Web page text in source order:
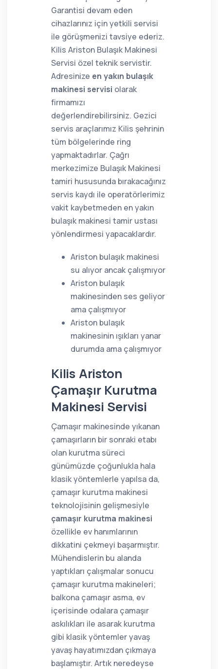
Garantisi devam eden
cihazlarınız için yetkili servisi
ile görüşmenizi tavsiye ederiz.
Kilis Ariston Bulaşık Makinesi
Servisi özel teknik servistir.
Adresinize en yakın bulaşık
makinesi servisi olarak
firmamızı
değerlendirebilirsiniz. Gezici
servis araçlarımız Kilis şehrinin
tüm bölgelerinde ring
yapmaktadırlar. Çağrı
merkezimize Bulaşık Makinesi
tamiri hususunda bırakacağınız
servis kaydı ile operatörlerimiz
vakit kaybetmeden en yakın
bulaşık makinesi tamir ustası
yönlendirmesi yapacaklardır.
Ariston bulaşık makinesi
su alıyor ancak çalışmıyor
Ariston bulaşık
makinesinden ses geliyor
ama çalışmıyor
Ariston bulaşık
makinesinin ışıkları yanar
durumda ama çalışmıyor
Kilis Ariston
Çamaşır Kurutma
Makinesi Servisi
Çamaşır makinesinde yıkanan
çamaşırların bir sonraki etabı
olan kurutma süreci
günümüzde çoğunlukla hala
klasik yöntemlerle yapılsa da,
çamaşır kurutma makinesi
teknolojisinin gelişmesiyle
çamaşır kurutma makinesi
özellikle ev hanımlarının
dikkatini çekmeyi başarmıştır.
Mühendislerin bu alanda
yaptıkları çalışmalar sonucu
çamaşır kurutma makineleri;
balkona çamaşır asma, ev
içerisinde odalara çamaşır
askılıkları ile asarak kurutma
gibi klasik yöntemler yavaş
yavaş hayatımızdan çıkmaya
başlamıştır. Artık neredeyse